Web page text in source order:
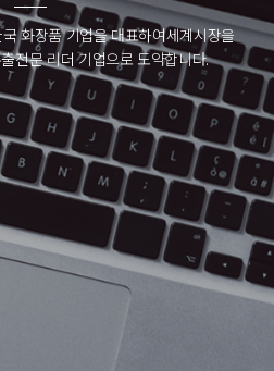
화장품 기업을 대표하여세계시장을
전문 리더 기업으로 도약합니다.